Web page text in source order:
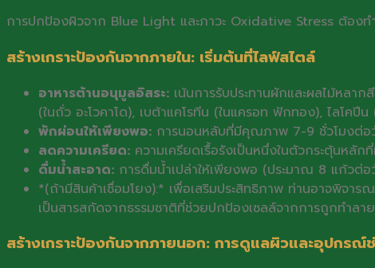
การปกป้องผิวจาก Blue Light และภาวะ Oxidative Stress ต้อง
สร้างเกราะป้องกันจากภายใน: เริ่มต้นที่ไลฟ์สไตล์
อาหารต้านอนุมูลอิสระ: เน้นการรับประทานผักและผลไม้หล
(ในถั่ว อะโวคาโด), เบต้าแคโรทีน (ในแครอท ฟักทอง), ไลโค
พักผ่อนให้เพียงพอ: การนอนหลับที่มีคุณภาพ 7-9 ชั่วโมงต่อวั
ลดความเครียด: ความเครียดเรื้อรังเป็นหนึ่งในตัวกระตุ้นหลั
ดื่มน้ำสะอาด: การดื่มน้ำเปล่าให้เพียงพอ (ประมาณ 8 แก้วต่
*(ถ้ามีสินค้าเชื่อมโยง):* เพื่อเสริมประสิทธิภาพ ท่านอาจพิจา
เป็นสารสกัดจากธรรมชาติที่ช่วยปกป้องเซลล์จากการถูกทำลาย
สร้างเกราะป้องกันจากภายนอก: การดูแลผิวและอุปกรณ์